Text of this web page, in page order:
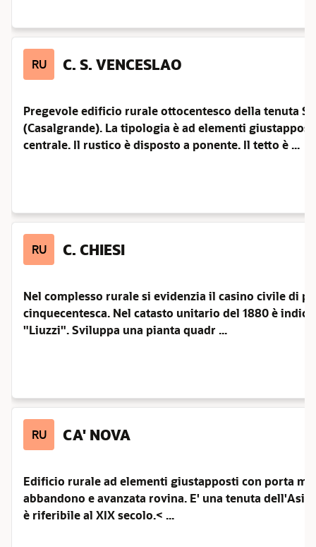
RU C. S. VENCESLAO
Pregevole edificio rurale ottocentesco della tenuta
(Casalgrande). La tipologia è ad elementi
centrale. Il rustico è disposto a ponente. Il tetto è ...
RU C. CHIESI
Nel complesso rurale si evidenzia il casino civile di
cinquecentesca. Nel catasto unitario del 1880 è
"Liuzzi". Sviluppa una pianta quadr ...
RU CA' NOVA
Edificio rurale ad elementi giustapposti con porta
abbandono e avanzata rovina. E' una tenuta
è riferibile al XIX secolo.< ...